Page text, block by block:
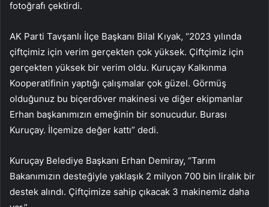
fotoğrafı çektirdi.
AK Parti Tavşanlı İlçe Başkanı Bilal Kıyak, “2023 yılında
çiftçimiz için verim gerçekten çok yüksek. Çiftçimiz için
gerçekten yüksek bir verim oldu. Kuruçay Kalkınma
Kooperatifinin yaptığı çalışmalar çok güzel. Görmüş
olduğunuz bu biçerdöver makinesi ve diğer ekipmanlar
Erhan başkanımızın emeğinin bir sonucudur. Burası
Kuruçay. İlçemize değer kattı” dedi.
Kuruçay Belediye Başkanı Erhan Demiray, “Tarım
Bakanımızın desteğiyle yaklaşık 2 milyon 700 bin liralık bir
destek alındı. Çiftçimize sahip çıkacak 3 makinemiz daha